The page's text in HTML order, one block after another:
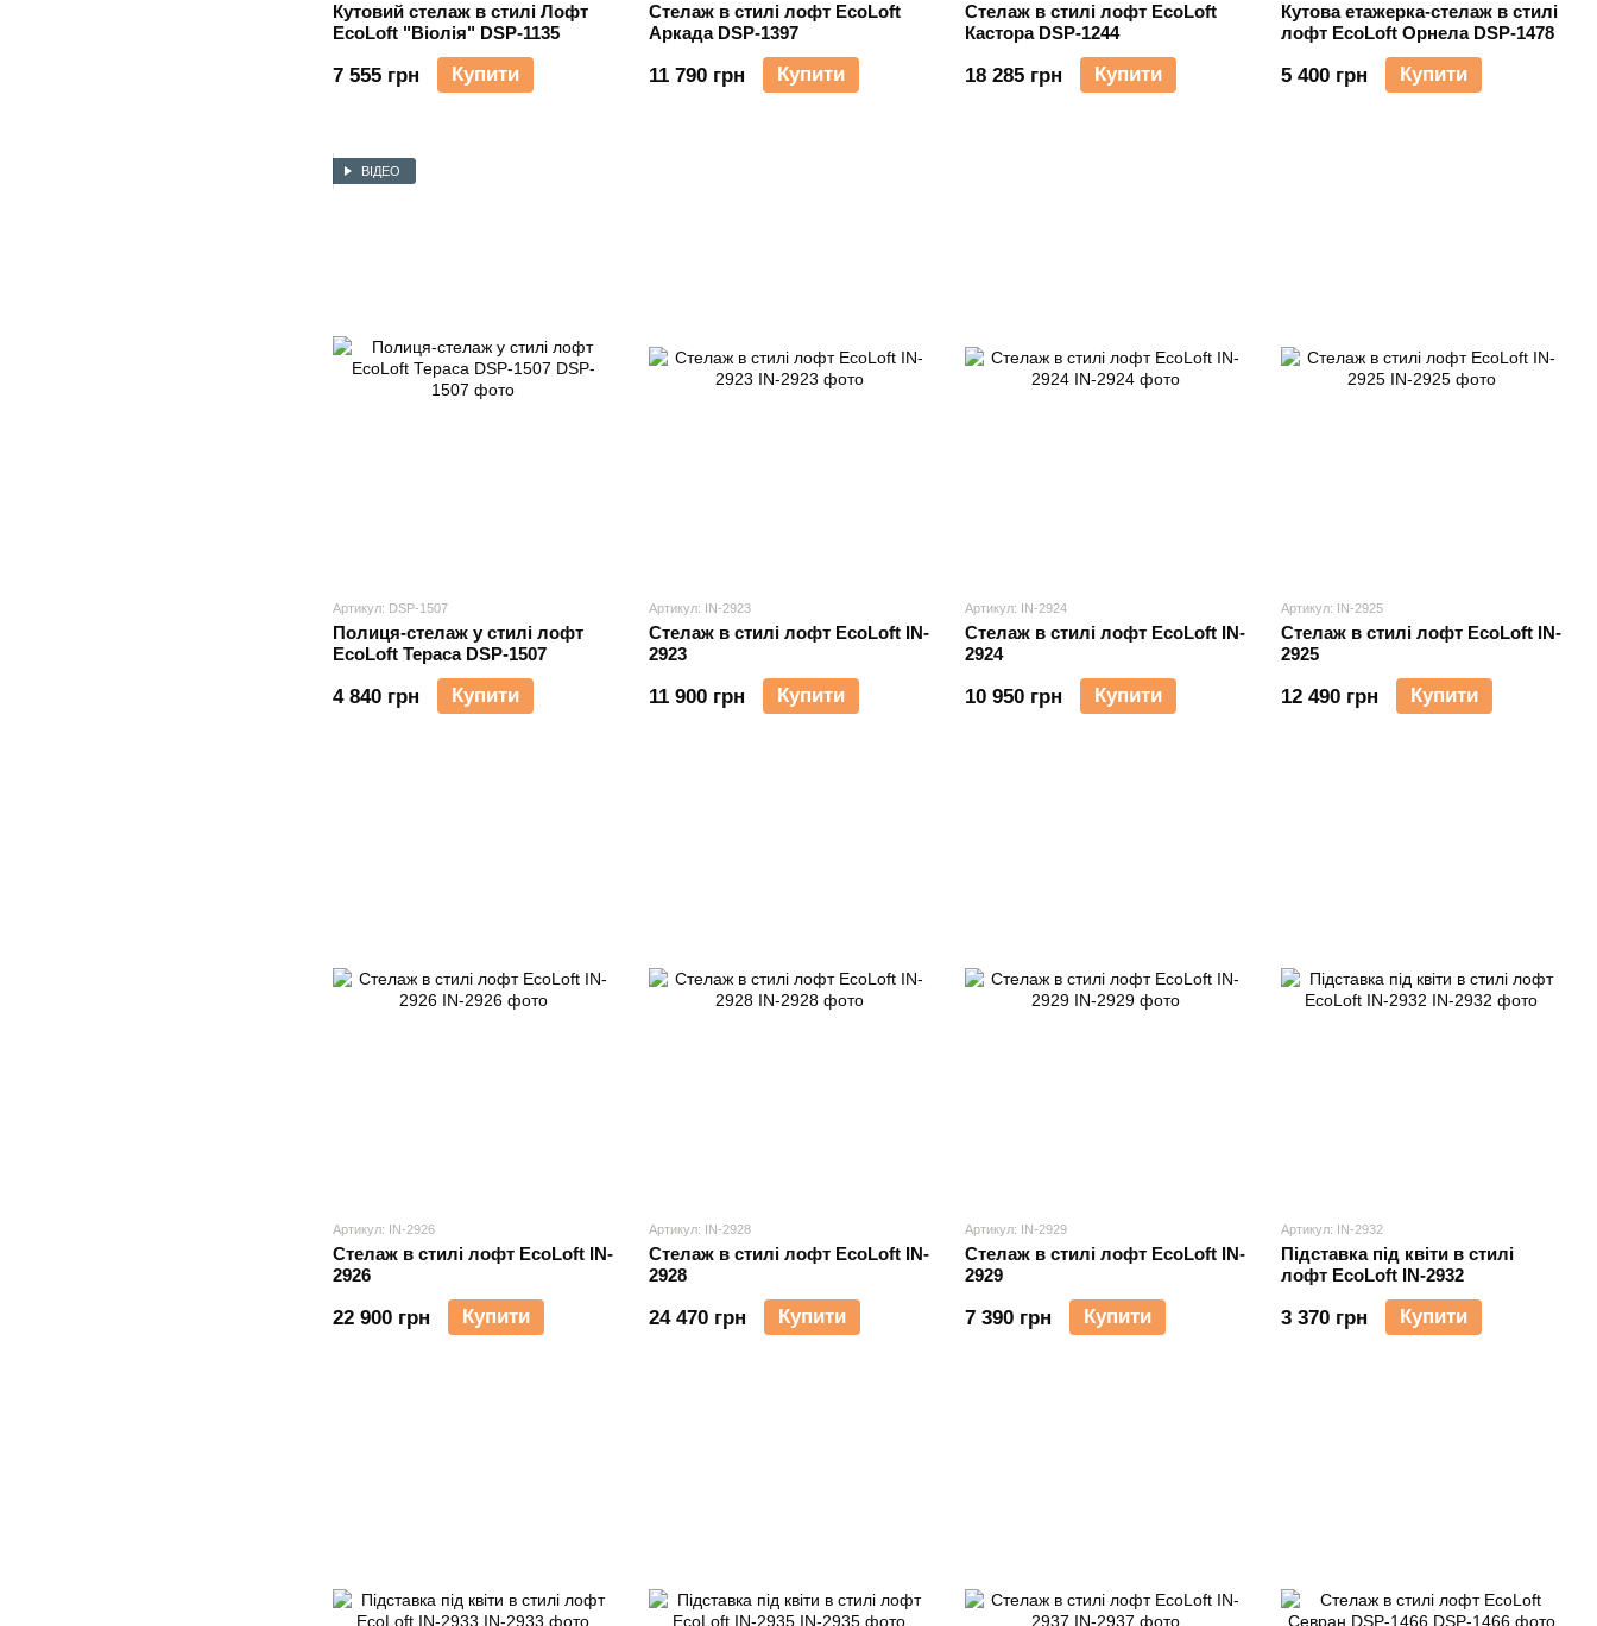
Кутовий стелаж в стилі Лофт
EcoLoft "Віолія" DSP-1135
7 555 грн Купити
Стелаж в стилі лофт EcoLoft
Аркада DSP-1397
11 790 грн Купити
Стелаж в стилі лофт EcoLoft
Кастора DSP-1244
18 285 грн Купити
Кутова етажерка-стелаж в стилі
лофт EcoLoft Орнела DSP-1478
5 400 грн Купити
ВІДЕО
Артикул: DSP-1507
Полиця-стелаж у стилі лофт
EcoLoft Тераса DSP-1507
4 840 грн Купити
Артикул: IN-2923
Cтелаж в стилі лофт EcoLoft IN-
2923
11 900 грн Купити
Артикул: IN-2924
Cтелаж в стилі лофт EcoLoft IN-
2924
10 950 грн Купити
Артикул: IN-2925
Cтелаж в стилі лофт EcoLoft IN-
2925
12 490 грн Купити
Артикул: IN-2926
Cтелаж в стилі лофт EcoLoft IN-
2926
22 900 грн Купити
Артикул: IN-2928
Cтелаж в стилі лофт EcoLoft IN-
2928
24 470 грн Купити
Артикул: IN-2929
Cтелаж в стилі лофт EcoLoft IN-
2929
7 390 грн Купити
Артикул: IN-2932
Підставка під квіти в стилі
лофт EcoLoft IN-2932
3 370 грн Купити